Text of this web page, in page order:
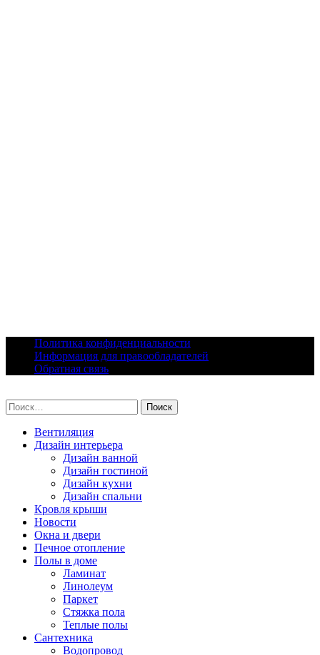
content
Политика конфиденциальности
Информация для правообладателей
Обратная связь
Найти:
Вентиляция
Дизайн интерьера
Дизайн ванной
Дизайн гостиной
Дизайн кухни
Дизайн спальни
Кровля крыши
Новости
Окна и двери
Печное отопление
Полы в доме
Ламинат
Линолеум
Паркет
Стяжка пола
Теплые полы
Сантехника
Водопровод